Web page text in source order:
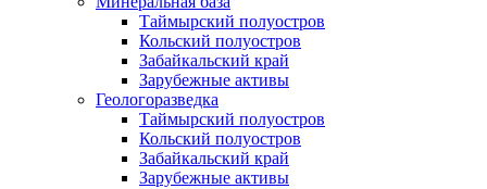
Таймырский полуостров
Кольский полуостров
Забайкальский край
Зарубежные активы
Геологоразведка
Таймырский полуостров
Кольский полуостров
Забайкальский край
Зарубежные активы